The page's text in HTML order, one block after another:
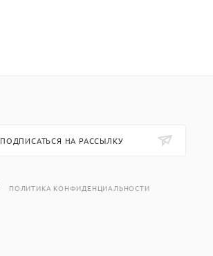
ПОДПИСАТЬСЯ НА РАССЫЛКУ
ПОЛИТИКА КОНФИДЕНЦИАЛЬНОСТИ